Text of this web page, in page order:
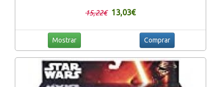
15,22€ 13,03€
Mostrar Comprar